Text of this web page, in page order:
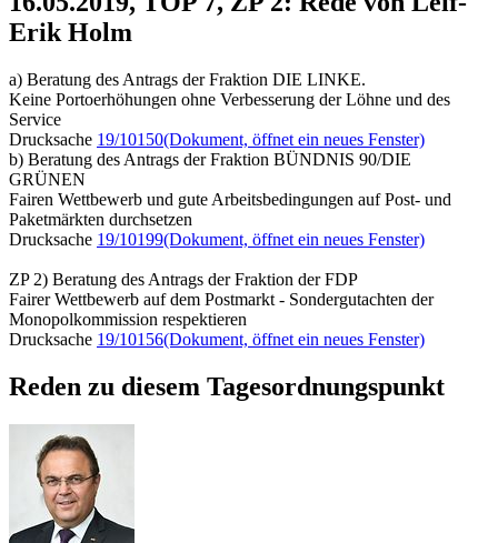
Erik Holm
a) Beratung des Antrags der Fraktion DIE LINKE.
Keine Portoerhöhungen ohne Verbesserung der Löhne und des
Service
Drucksache 19/10150(Dokument, öffnet ein neues Fenster)
b) Beratung des Antrags der Fraktion BÜNDNIS 90/DIE
GRÜNEN
Fairen Wettbewerb und gute Arbeitsbedingungen auf Post- und
Paketmärkten durchsetzen
Drucksache 19/10199(Dokument, öffnet ein neues Fenster)
ZP 2) Beratung des Antrags der Fraktion der FDP
Fairer Wettbewerb auf dem Postmarkt - Sondergutachten der
Monopolkommission respektieren
Drucksache 19/10156(Dokument, öffnet ein neues Fenster)
Reden zu diesem Tagesordnungspunkt